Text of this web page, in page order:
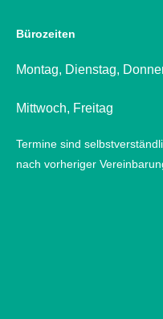
Bürozeiten
Montag, Dienstag,
Mittwoch, Freitag
Termine sind
nach vorheriger